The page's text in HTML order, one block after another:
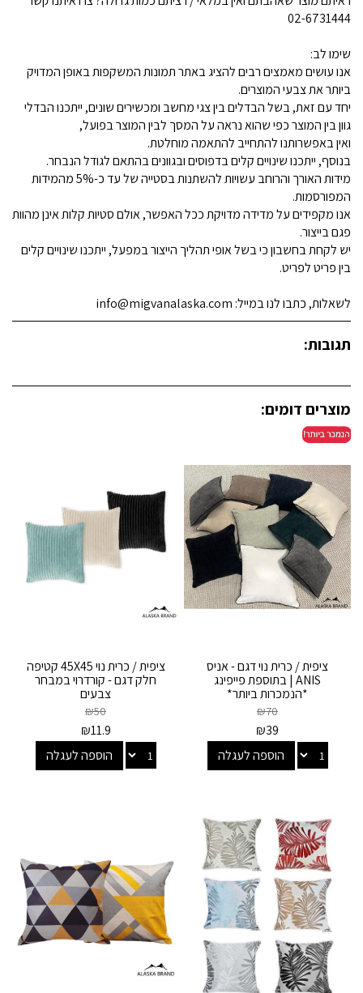
02-6731444
שימו לב:
אנו עושים מאמצים רבים להציג באתר תמונות המשקפות באופן המדויק
ביותר את צבעי המוצרים.
יחד עם זאת, בשל הבדלים בין צגי מחשב ומכשירים שונים, ייתכנו הבדלי
גוון בין המוצר כפי שהוא נראה על המסך לבין המוצר בפועל,
ואין באפשרותנו להתחייב להתאמה מוחלטת.
בנוסף, ייתכנו שינויים קלים בדפוסים ובגוונים בהתאם לגודל הנבחר.
מידות האורך והרוחב עשויות להשתנות בסטייה של עד כ-5% מהמידות
המפורסמות.
אנו מקפידים על מדידה מדויקת ככל האפשר, אולם סטיות קלות אינן מהוות
פגם בייצור.
יש לקחת בחשבון כי בשל אופי תהליך הייצור במפעל, ייתכנו שינויים קלים
בין פריט לפריט.
לשאלות, כתבו לנו במייל: info@migvanalaska.com
תגובות:
מוצרים דומים:
ציפית / כרית נוי דגם - אניס
ANIS | בתוספת פייפינג
*הנמכרות ביותר*
₪70
₪39
הוספה לעגלה
ציפית / כרית נוי 45X45 קטיפה
חלק דגם - קורדרוי במבחר
צבעים
₪50
₪11.9
הוספה לעגלה